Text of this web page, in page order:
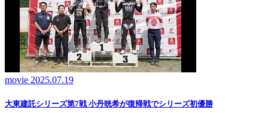
movie 2025.07.19
大東建託シリーズ第7戦 ⼩丹晄希が復帰戦でシリーズ初優勝